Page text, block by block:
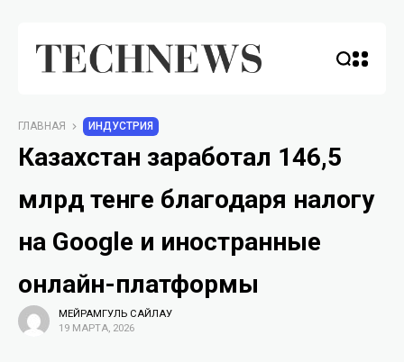
ГЛАВНАЯ ИНДУСТРИЯ
Казахстан заработал 146,5
млрд тенге благодаря налогу
на Google и иностранные
онлайн-платформы
МЕЙРАМГУЛЬ САЙЛАУ
19 МАРТА, 2026